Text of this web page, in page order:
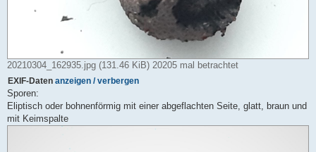
20210304_162935.jpg (131.46 KiB) 20205 mal betrachtet
EXIF-Daten anzeigen / verbergen
Sporen:
Eliptisch oder bohnenförmig mit einer abgeflachten Seite, glatt, braun und
mit Keimspalte